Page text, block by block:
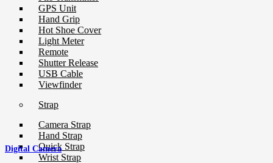
GPS Unit
Hand Grip
Hot Shoe Cover
Light Meter
Remote
Shutter Release
USB Cable
Viewfinder
Strap
Camera Strap
Hand Strap
Quick Strap
Wrist Strap
Digital Camera